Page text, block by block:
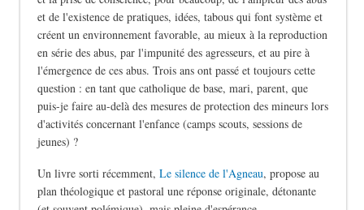
et de l'existence de pratiques, idées, tabous qui font système et
créent un environnement favorable, au mieux à la reproduction
en série des abus, par l'impunité des agresseurs, et au pire à
l'émergence de ces abus. Trois ans ont passé et toujours cette
question : en tant que catholique de base, mari, parent, que
puis-je faire au-delà des mesures de protection des mineurs lors
d'activités concernant l'enfance (camps scouts, sessions de
jeunes) ?
Un livre sorti récemment, Le silence de l'Agneau, propose au
plan théologique et pastoral une réponse originale, détonante